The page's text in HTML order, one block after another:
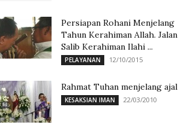
Persiapan Rohani Menjelang
Tahun Kerahiman Allah. Jalan
Salib Kerahiman Ilahi ...
PELAYANAN 12/10/2015
Rahmat Tuhan menjelang ajal
KESAKSIAN IMAN 22/03/2010